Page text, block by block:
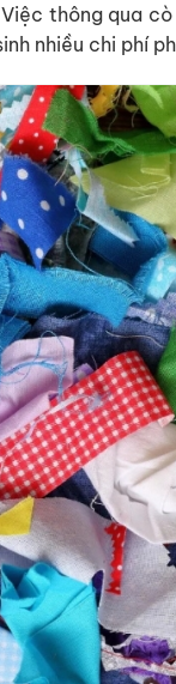
thông qua
nhiều chi phí